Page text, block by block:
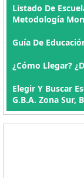
Listado De
Metodología
Guía De
¿Cómo Llegar?
Elegir Y Buscar
G.B.A. Zona Sur,